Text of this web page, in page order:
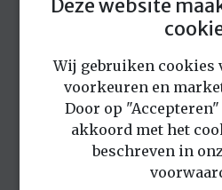
Deze website
Wij gebruiken cookies
voorkeuren en
Door op
akkoord met het
beschreven in